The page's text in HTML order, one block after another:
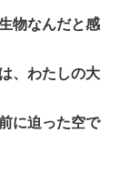
物なんだと感
、わたしの大
に迫った空で